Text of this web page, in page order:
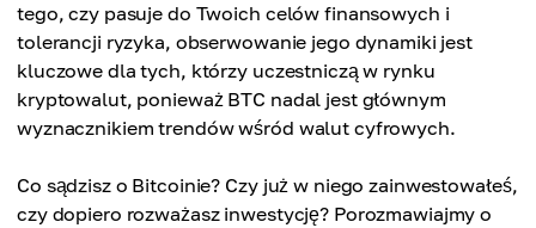
tego, czy pasuje do Twoich celów finansowych i
tolerancji ryzyka, obserwowanie jego dynamiki jest
kluczowe dla tych, którzy uczestniczą w rynku
kryptowalut, ponieważ BTC nadal jest głównym
wyznacznikiem trendów wśród walut cyfrowych.
Co sądzisz o Bitcoinie? Czy już w niego zainwestowałeś,
czy dopiero rozważasz inwestycję? Porozmawiajmy o